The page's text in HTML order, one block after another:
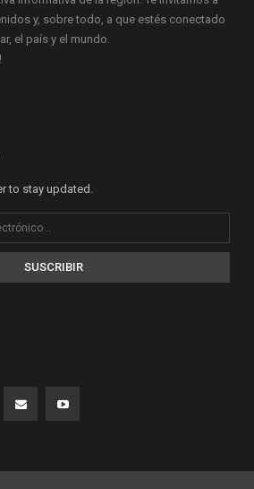
y, sobre todo, a que estés conectado
el país y el mundo.
to stay updated.
SUSCRIBIR